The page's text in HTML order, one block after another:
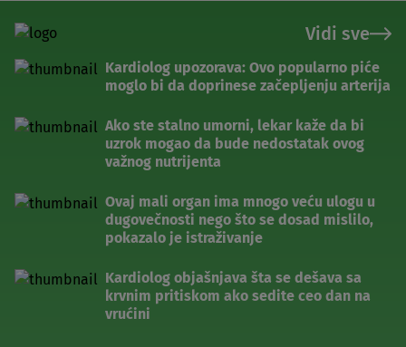
Vidi sve
Kardiolog upozorava: Ovo popularno piće
moglo bi da doprinese začepljenju arterija
Ako ste stalno umorni, lekar kaže da bi
uzrok mogao da bude nedostatak ovog
važnog nutrijenta
Ovaj mali organ ima mnogo veću ulogu u
dugovečnosti nego što se dosad mislilo,
pokazalo je istraživanje
Kardiolog objašnjava šta se dešava sa
krvnim pritiskom ako sedite ceo dan na
vrućini